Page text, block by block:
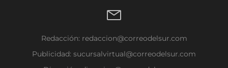
Redacción: redaccion@correodelsur.com
Publicidad: sucursalvirtual@correodelsur.com